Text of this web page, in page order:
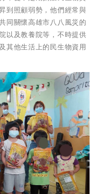
到照顧弱勢，他們經常與
同關懷高雄市八八風災的
以及教養院等，不時提供
其他生活上的民生物資用